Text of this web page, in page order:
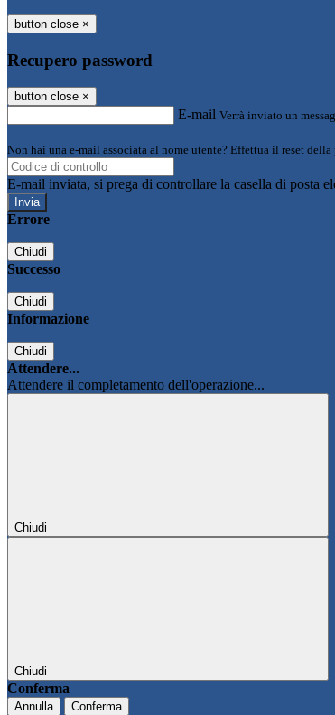
button close ×
Recupero password
button close ×
E-mail Verrà inviato un
Non hai una e-mail associata al nome utente? Effettua il reset della
E-mail inviata, si prega di controllare la casella di posta
Errore
Chiudi
Successo
Chiudi
Informazione
Chiudi
Attendere...
Attendere il completamento dell'operazione...
Chiudi
Chiudi
Conferma
Annulla Conferma